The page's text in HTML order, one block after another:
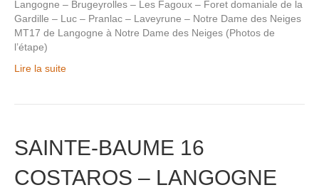
Langogne – Brugeyrolles – Les Fagoux – Foret domaniale de la
Gardille – Luc – Pranlac – Laveyrune – Notre Dame des Neiges
MT17 de Langogne à Notre Dame des Neiges (Photos de
l’étape)
Lire la suite
SAINTE-BAUME 16
COSTAROS – LANGOGNE